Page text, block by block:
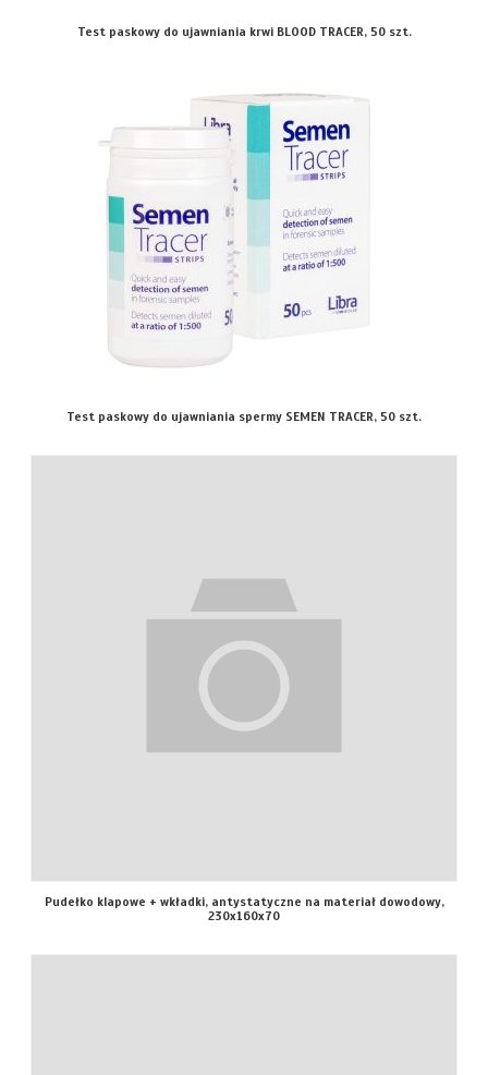
Test paskowy do ujawniania krwi BLOOD TRACER, 50 szt.
Test paskowy do ujawniania spermy SEMEN TRACER, 50 szt.
Pudełko klapowe + wkładki, antystatyczne na materiał dowodowy,
230x160x70